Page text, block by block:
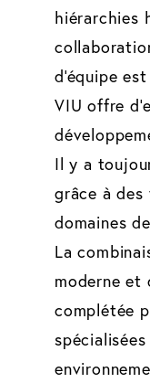
hiérarchies
d'équipe
VIU offre
Il y a
grâce à
domaines
La
moderne et
complétée